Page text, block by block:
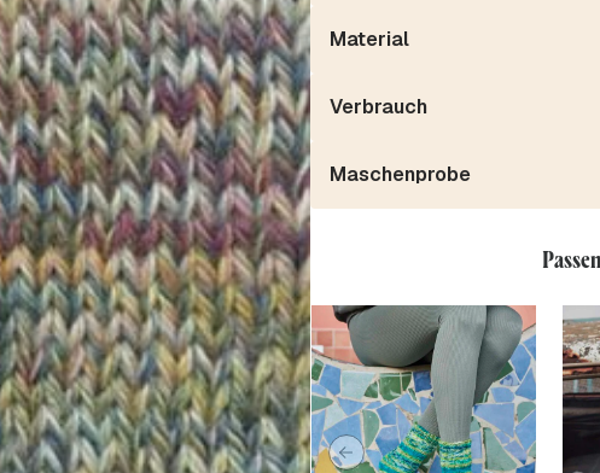
Material
Verbrauch
Maschenprobe